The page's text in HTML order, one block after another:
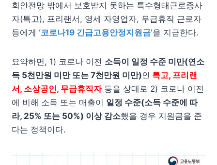
회안전망 밖에서 보호받지 못하는 특수형태근로종사
자(특고), 프리랜서, 영세 자영업자, 무급휴직 근로자
등에게 ‘코로나19 긴급고용안정지원금’을 지급한다.
요약하면, 1) 코로나 이전 소득이 일정 수준 미만(연소
득 5천만원 미만 또는 7천만원 미만)인 특고, 프리랜
서, 소상공인, 무급휴직자등을 상대로 2) 코로나 이전
에 비해 소득 또는 매출이 일정 수준(소득 수준에 따
라, 25% 또는 50%) 이상 감소했을 경우 지원금을 준
다는 정책이다.